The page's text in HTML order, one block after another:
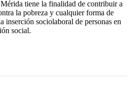
tiene la finalidad de contribuir a
la pobreza y cualquier forma de
inserción sociolaboral de personas en
social.